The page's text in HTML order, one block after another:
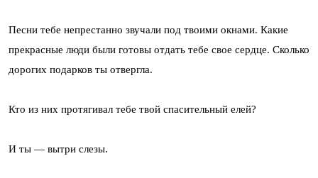
Песни тебе непрестанно звучали под твоими окнами. Какие
прекрасные люди были готовы отдать тебе свое сердце. Сколько
дорогих подарков ты отвергла.
Кто из них протягивал тебе твой спасительный елей?
И ты — вытри слезы.